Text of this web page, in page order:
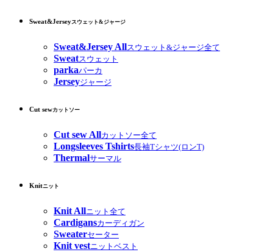
Sweat&Jerseyスウェット&ジャージ
Sweat&Jersey Allスウェット&ジャージ全て
Sweatスウェット
parkaパーカ
Jerseyジャージ
Cut sewカットソー
Cut sew Allカットソー全て
Longsleeves Tshirts長袖Tシャツ(ロンT)
Thermalサーマル
Knitニット
Knit Allニット全て
Cardigansカーディガン
Sweaterセーター
Knit vestニットベスト